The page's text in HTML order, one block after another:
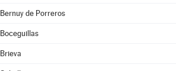
Bernuy de Porreros
Boceguillas
Brieva